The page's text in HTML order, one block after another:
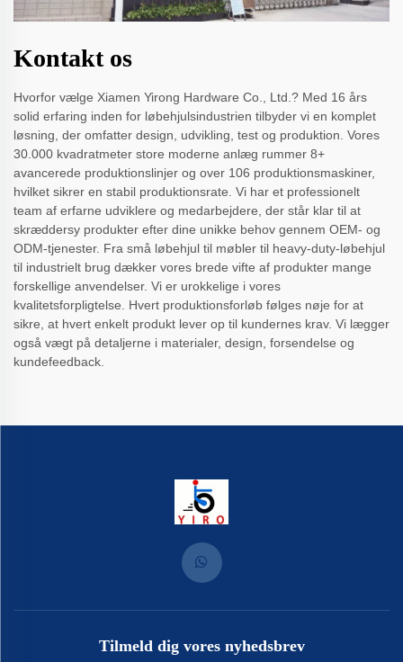
Kontakt os
Hvorfor vælge Xiamen Yirong Hardware Co., Ltd.? Med 16 års
solid erfaring inden for løbehjulsindustrien tilbyder vi en komplet
løsning, der omfatter design, udvikling, test og produktion. Vores
30.000 kvadratmeter store moderne anlæg rummer 8+
avancerede produktionslinjer og over 106 produktionsmaskiner,
hvilket sikrer en stabil produktionsrate. Vi har et professionelt
team af erfarne udviklere og medarbejdere, der står klar til at
skræddersy produkter efter dine unikke behov gennem OEM- og
ODM-tjenester. Fra små løbehjul til møbler til heavy-duty-løbehjul
til industrielt brug dækker vores brede vifte af produkter mange
forskellige anvendelser. Vi er urokkelige i vores
kvalitetsforpligtelse. Hvert produktionsforløb følges nøje for at
sikre, at hvert enkelt produkt lever op til kundernes krav. Vi lægger
også vægt på detaljerne i materialer, design, forsendelse og
kundefeedback.
Tilmeld dig vores nyhedsbrev